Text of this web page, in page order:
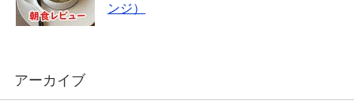
ンジ）
アーカイブ